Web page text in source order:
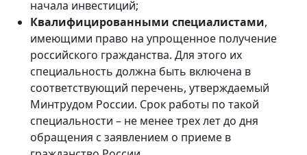
начала инвестиций;
Квалифицированными специалистами,
имеющими право на упрощенное получение
российского гражданства. Для этого их
специальность должна быть включена в
соответствующий перечень, утверждаемый
Минтрудом России. Срок работы по такой
специальности – не менее трех лет до дня
обращения с заявлением о приеме в